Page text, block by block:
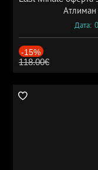
Атлиман
Дата:
-15%
118.00€